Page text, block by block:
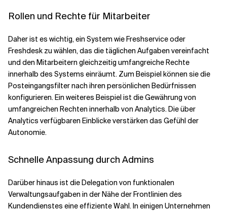
Rollen und Rechte für Mitarbeiter
Daher ist es wichtig, ein System wie Freshservice oder
Freshdesk zu wählen, das die täglichen Aufgaben vereinfacht
und den Mitarbeitern gleichzeitig umfangreiche Rechte
innerhalb des Systems einräumt. Zum Beispiel können sie die
Posteingangsfilter nach ihren persönlichen Bedürfnissen
konfigurieren. Ein weiteres Beispiel ist die Gewährung von
umfangreichen Rechten innerhalb von Analytics. Die über
Analytics verfügbaren Einblicke verstärken das Gefühl der
Autonomie.
Schnelle Anpassung durch Admins
Darüber hinaus ist die Delegation von funktionalen
Verwaltungsaufgaben in der Nähe der Frontlinien des
Kundendienstes eine effiziente Wahl. In einigen Unternehmen